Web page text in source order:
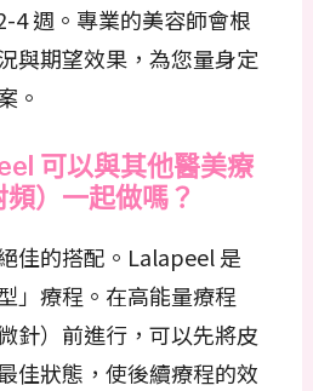
4 週。專業的美容師會根
與期望效果，為您量身定
。
可以與其他醫美療
）一起做嗎？
佳的搭配。Lalapeel 是
」療程。在高能量療程
針）前進行，可以先將皮
佳狀態，使後續療程的效